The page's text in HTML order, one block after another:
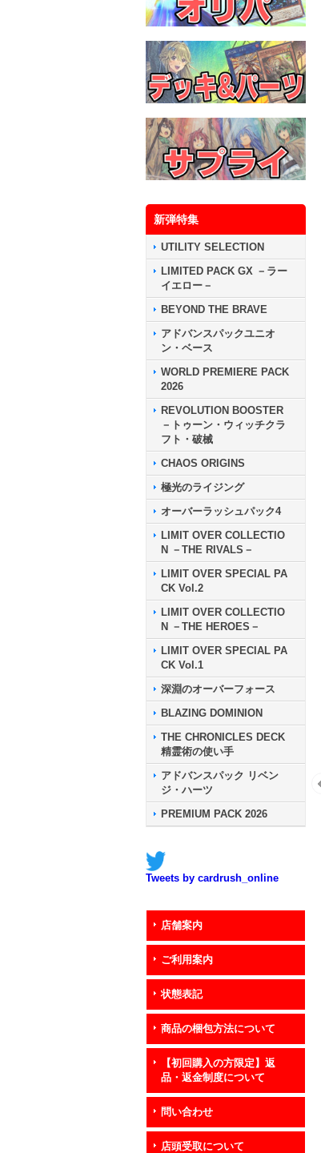
新弾特集
UTILITY SELECTION
LIMITED PACK GX －ラー
イエロー－
BEYOND THE BRAVE
アドバンスパックユニオ
ン・ベース
WORLD PREMIERE PACK
2026
REVOLUTION BOOSTER
－トゥーン・ウィッチクラ
フト・破械
CHAOS ORIGINS
極光のライジング
オーバーラッシュパック4
LIMIT OVER COLLECTIO
N －THE RIVALS－
LIMIT OVER SPECIAL PA
CK Vol.2
LIMIT OVER COLLECTIO
N －THE HEROES－
LIMIT OVER SPECIAL PA
CK Vol.1
深淵のオーバーフォース
BLAZING DOMINION
THE CHRONICLES DECK
精霊術の使い手
アドバンスパック リベン
ジ・ハーツ
PREMIUM PACK 2026
Tweets by cardrush_online
店舗案内
ご利用案内
状態表記
商品の梱包方法について
【初回購入の方限定】返
品・返金制度について
問い合わせ
店頭受取について